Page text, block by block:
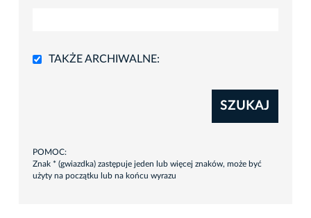
TAKŻE ARCHIWALNE:
SZUKAJ
POMOC:
Znak * (gwiazdka) zastępuje jeden lub więcej znaków, może być
użyty na początku lub na końcu wyrazu